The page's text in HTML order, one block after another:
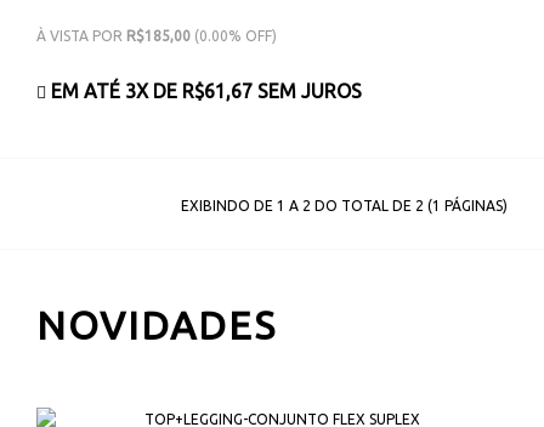
À VISTA POR R$185,00 (0.00% OFF)
EM ATÉ 3X DE R$61,67 SEM JUROS
EXIBINDO DE 1 A 2 DO TOTAL DE 2 (1 PÁGINAS)
NOVIDADES